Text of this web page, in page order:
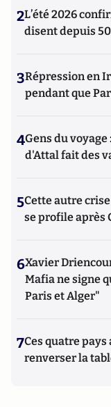
2L’été 2026
disent depuis
3Répression en
pendant que
4Gens du
d'Attal fait des
5Cette autre
se profile après
6Xavier
Mafia ne signe
Paris et Alger"
7Ces quatre
renverser la